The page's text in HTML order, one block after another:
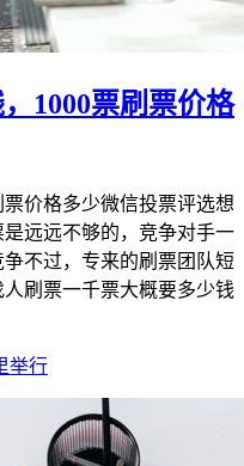
1000票刷票价格
价格多少微信投票评选想
远远不够的，竞争对手一
不过，专来的刷票团队短
刷票一千票大概要多少钱
举行